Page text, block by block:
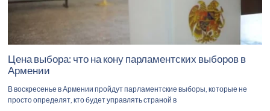
Цена выбора: что на кону парламентских выборов в
Армении
В воскресенье в Армении пройдут парламентские выборы, которые не
просто определят, кто будет управлять страной в